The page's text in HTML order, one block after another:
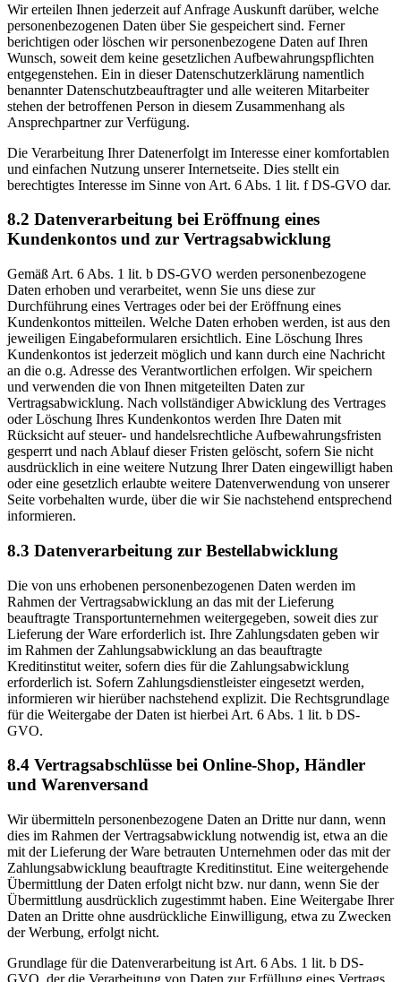
Wir erteilen Ihnen jederzeit auf Anfrage Auskunft darüber, welche
personenbezogenen Daten über Sie gespeichert sind. Ferner
berichtigen oder löschen wir personenbezogene Daten auf Ihren
Wunsch, soweit dem keine gesetzlichen Aufbewahrungspflichten
entgegenstehen. Ein in dieser Datenschutzerklärung namentlich
benannter Datenschutzbeauftragter und alle weiteren Mitarbeiter
stehen der betroffenen Person in diesem Zusammenhang als
Ansprechpartner zur Verfügung.
Die Verarbeitung Ihrer Datenerfolgt im Interesse einer komfortablen
und einfachen Nutzung unserer Internetseite. Dies stellt ein
berechtigtes Interesse im Sinne von Art. 6 Abs. 1 lit. f DS-GVO dar.
8.2 Datenverarbeitung bei Eröffnung eines
Kundenkontos und zur Vertragsabwicklung
Gemäß Art. 6 Abs. 1 lit. b DS-GVO werden personenbezogene
Daten erhoben und verarbeitet, wenn Sie uns diese zur
Durchführung eines Vertrages oder bei der Eröffnung eines
Kundenkontos mitteilen. Welche Daten erhoben werden, ist aus den
jeweiligen Eingabeformularen ersichtlich. Eine Löschung Ihres
Kundenkontos ist jederzeit möglich und kann durch eine Nachricht
an die o.g. Adresse des Verantwortlichen erfolgen. Wir speichern
und verwenden die von Ihnen mitgeteilten Daten zur
Vertragsabwicklung. Nach vollständiger Abwicklung des Vertrages
oder Löschung Ihres Kundenkontos werden Ihre Daten mit
Rücksicht auf steuer- und handelsrechtliche Aufbewahrungsfristen
gesperrt und nach Ablauf dieser Fristen gelöscht, sofern Sie nicht
ausdrücklich in eine weitere Nutzung Ihrer Daten eingewilligt haben
oder eine gesetzlich erlaubte weitere Datenverwendung von unserer
Seite vorbehalten wurde, über die wir Sie nachstehend entsprechend
informieren.
8.3 Datenverarbeitung zur Bestellabwicklung
Die von uns erhobenen personenbezogenen Daten werden im
Rahmen der Vertragsabwicklung an das mit der Lieferung
beauftragte Transportunternehmen weitergegeben, soweit dies zur
Lieferung der Ware erforderlich ist. Ihre Zahlungsdaten geben wir
im Rahmen der Zahlungsabwicklung an das beauftragte
Kreditinstitut weiter, sofern dies für die Zahlungsabwicklung
erforderlich ist. Sofern Zahlungsdienstleister eingesetzt werden,
informieren wir hierüber nachstehend explizit. Die Rechtsgrundlage
für die Weitergabe der Daten ist hierbei Art. 6 Abs. 1 lit. b DS-
GVO.
8.4 Vertragsabschlüsse bei Online-Shop, Händler
und Warenversand
Wir übermitteln personenbezogene Daten an Dritte nur dann, wenn
dies im Rahmen der Vertragsabwicklung notwendig ist, etwa an die
mit der Lieferung der Ware betrauten Unternehmen oder das mit der
Zahlungsabwicklung beauftragte Kreditinstitut. Eine weitergehende
Übermittlung der Daten erfolgt nicht bzw. nur dann, wenn Sie der
Übermittlung ausdrücklich zugestimmt haben. Eine Weitergabe Ihrer
Daten an Dritte ohne ausdrückliche Einwilligung, etwa zu Zwecken
der Werbung, erfolgt nicht.
Grundlage für die Datenverarbeitung ist Art. 6 Abs. 1 lit. b DS-
GVO, der die Verarbeitung von Daten zur Erfüllung eines Vertrags